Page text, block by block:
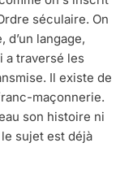
séculaire. On
d’un langage,
a traversé les
Il existe de
maçonnerie.
son histoire ni
sujet est déjà